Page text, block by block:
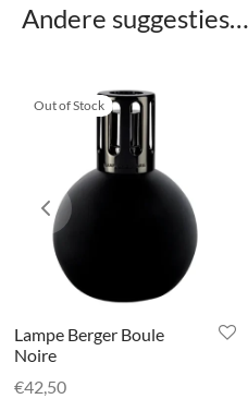
Andere suggesties…
Out of Stock
Lampe Berger Boule
Noire
€42,50